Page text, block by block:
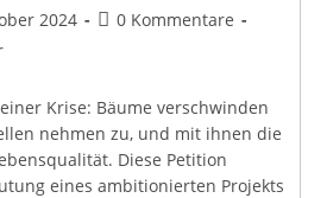
2024
Beitrags-
0 Kommentare
Krise: Bäume verschwinden
nehmen zu, und mit ihnen die
Diese Petition
eines ambitionierten Projekts